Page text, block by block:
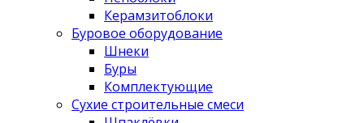
Керамзитоблоки
Буровое оборудование
Шнеки
Буры
Комплектующие
Сухие строительные смеси